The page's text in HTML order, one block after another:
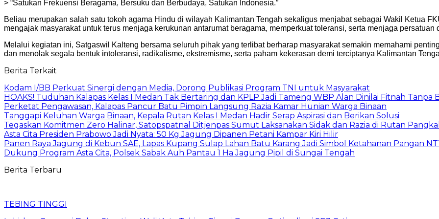
> “Satukan Frekuensi Beragama, Bersuku dan Berbudaya, Satukan Indonesia.”
Beliau merupakan salah satu tokoh agama Hindu di wilayah Kalimantan Tengah sekaligus menjabat sebagai Wakil Ketua
mengajak masyarakat untuk terus menjaga kerukunan antarumat beragama, memperkuat toleransi, serta menjaga
Melalui kegiatan ini, Satgaswil Kalteng bersama seluruh pihak yang terlibat berharap masyarakat semakin memahami
dan menolak segala bentuk intoleransi, radikalisme, ekstremisme, serta paham kekerasan demi terciptanya Kalimantan
Berita Terkait
Kodam I/BB Perkuat Sinergi dengan Media, Dorong Publikasi Program TNI untuk Masyarakat
HOAKS! Tuduhan Kalapas Kelas I Medan Tak Bertaring dan KPLP Jadi Tameng WBP Alan Dinilai Fitnah Tanpa
Perketat Pengawasan, Kalapas Pancur Batu Pimpin Langsung Razia Kamar Hunian Warga Binaan
Tanggapi Keluhan Warga Binaan, Kepala Rutan Kelas I Medan Hadir Serap Aspirasi dan Berikan Solusi
Tegaskan Komitmen Zero Halinar, Satopspatnal Ditjenpas Sumut Laksanakan Sidak dan Razia di Rutan
Asta Cita Presiden Prabowo Jadi Nyata: 50 Kg Jagung Dipanen Petani Kampar Kiri Hilir
Panen Raya Jagung di Kebun SAE, Lapas Kupang Sulap Lahan Batu Karang Jadi Simbol Ketahanan Pangan
Dukung Program Asta Cita, Polsek Sabak Auh Pantau 1 Ha Jagung Pipil di Sungai Tengah
Berita Terbaru
TEBING TINGGI